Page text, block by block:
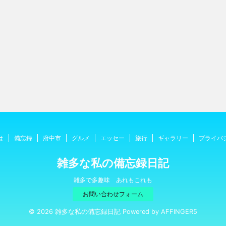
備忘録 府中市 グルメ エッセー 旅行 ギャラリー プライバ
雑多な私の備忘録日記
雑多で多趣味 あれもこれも
お問い合わせフォーム
© 2026 雑多な私の備忘録日記 Powered by AFFINGER5